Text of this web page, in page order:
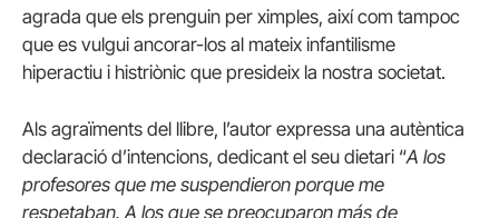
agrada que els prenguin per ximples, així com tampoc
que es vulgui ancorar-los al mateix infantilisme
hiperactiu i histriònic que presideix la nostra societat.
Als agraïments del llibre, l’autor expressa una autèntica
declaració d’intencions, dedicant el seu dietari “A los
profesores que me suspendieron porque me
respetaban. A los que se preocuparon más de